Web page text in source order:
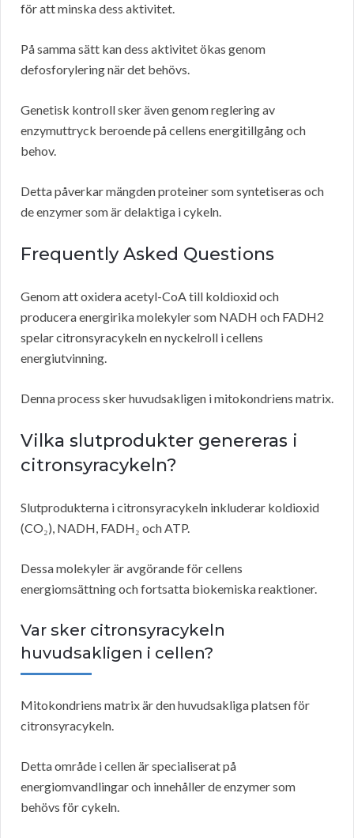
för att minska dess aktivitet.
På samma sätt kan dess aktivitet ökas genom
defosforylering när det behövs.
Genetisk kontroll sker även genom reglering av
enzymuttryck beroende på cellens energitillgång och
behov.
Detta påverkar mängden proteiner som syntetiseras och
de enzymer som är delaktiga i cykeln.
Frequently Asked Questions
Genom att oxidera acetyl-CoA till koldioxid och
producera energirika molekyler som NADH och FADH2
spelar citronsyracykeln en nyckelroll i cellens
energiutvinning.
Denna process sker huvudsakligen i mitokondriens matrix.
Vilka slutprodukter genereras i
citronsyracykeln?
Slutprodukterna i citronsyracykeln inkluderar koldioxid
(CO₂), NADH, FADH₂ och ATP.
Dessa molekyler är avgörande för cellens
energiomsättning och fortsatta biokemiska reaktioner.
Var sker citronsyracykeln
huvudsakligen i cellen?
Mitokondriens matrix är den huvudsakliga platsen för
citronsyracykeln.
Detta område i cellen är specialiserat på
energiomvandlingar och innehåller de enzymer som
behövs för cykeln.